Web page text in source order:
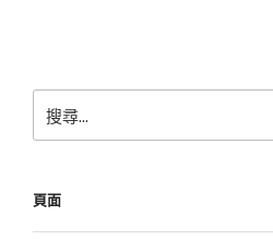
尋
字:
頁面